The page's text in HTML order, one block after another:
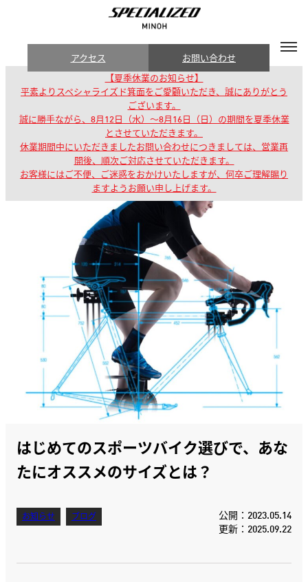
アクセス お問い合わせ
【夏季休業のお知らせ】
平素よりスペシャライズド箕面をご愛顧いただき、誠にありがとう
ございます。
誠に勝手ながら、8月12日（水）～8月16日（日）の期間を夏季休業
とさせていただきます。
休業期間中にいただきましたお問い合わせにつきましては、営業再
開後、順次ご対応させていただきます。
お客様にはご不便、ご迷惑をおかけいたしますが、何卒ご理解賜り
ますようお願い申し上げます。
はじめてのスポーツバイク選びで、あな
たにオススメのサイズとは？
お知らせ ブログ
公開：2023.05.14
更新：2025.09.22